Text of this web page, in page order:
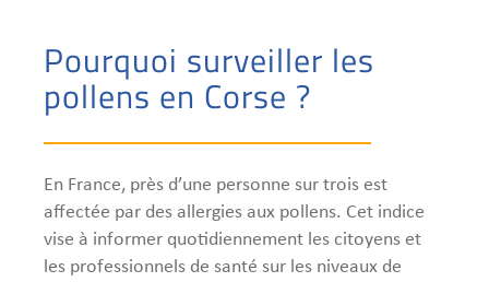
Pourquoi surveiller les
pollens en Corse ?
En France, près d’une personne sur trois est
affectée par des allergies aux pollens. Cet indice
vise à informer quotidiennement les citoyens et
les professionnels de santé sur les niveaux de